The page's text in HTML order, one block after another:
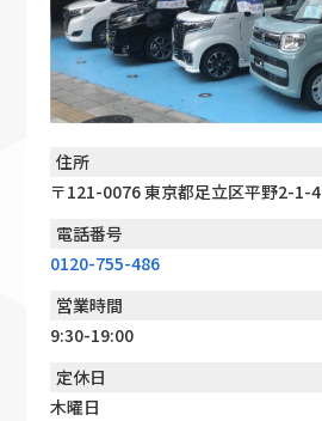
住所
〒121-0076 東京都足立区平野2-1-4
電話番号
0120-755-486
営業時間
9:30-19:00
定休日
木曜日